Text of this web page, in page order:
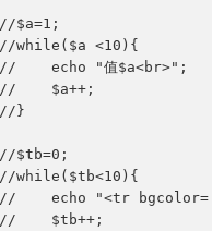
//$a=1;
//while($a <10){
//    echo "值$a<br>";
//    $a++;
//}
//$tb=0;
//while($tb<10){
//    echo "<tr
//    $tb++;